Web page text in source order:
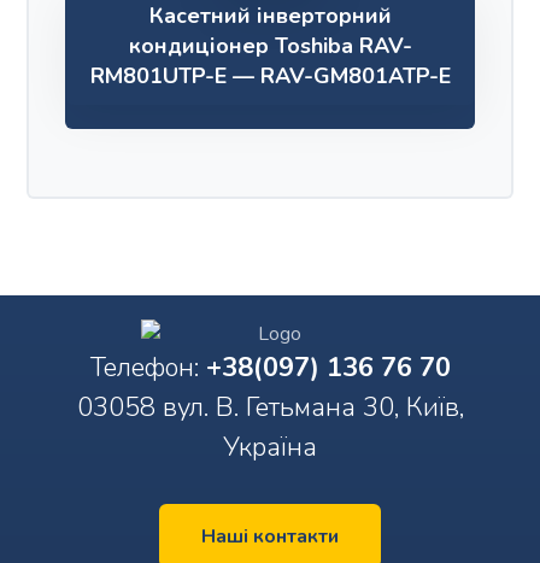
Касетний інверторний
кондиціонер Toshiba RAV-
RM801UTP-E — RAV-GM801ATP-E
Телефон: +38(097) 136 76 70
03058 вул. В. Гетьмана 30, Київ,
Україна
Наші контакти